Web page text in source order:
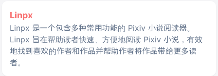
Linpx
Linpx 是一个包含多种常用功能的 Pixiv 小说阅读器。
Linpx 旨在帮助读者快速、方便地阅读 Pixiv 小说，有效
地找到喜欢的作者和作品并帮助作者将作品带给更多读
者。